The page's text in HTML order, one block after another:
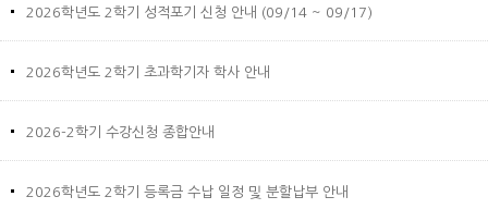
2026학년도 2학기 성적포기 신청 안내 (09/14 ~ 09/17)
2026학년도 2학기 초과학기자 학사 안내
2026-2학기 수강신청 종합안내
2026학년도 2학기 등록금 수납 일정 및 분할납부 안내